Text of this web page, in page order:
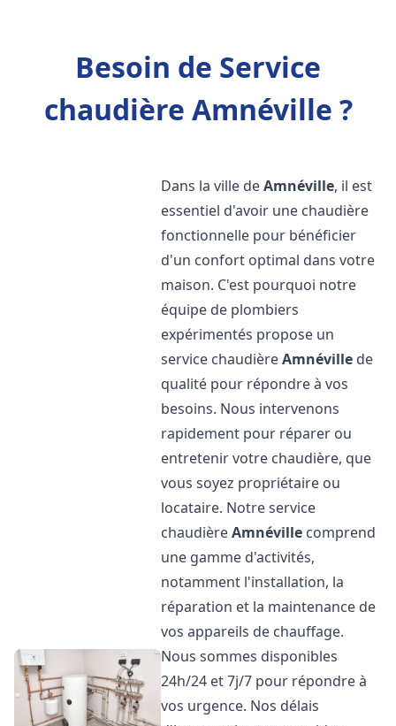
Besoin de Service
chaudière Amnéville ?
Dans la ville deAmnéville, il est
essentiel d'avoir une chaudière
fonctionnelle pour bénéficier
d'un confort optimal dans votre
maison. C'est pourquoi notre
équipe de plombiers
expérimentés propose un
service chaudièreAmnéville de
qualité pour répondre à vos
besoins. Nous intervenons
rapidement pour réparer ou
entretenir votre chaudière, que
vous soyez propriétaire ou
locataire. Notre service
chaudièreAmnéville comprend
une gamme d'activités,
notamment l'installation, la
réparation et la maintenance de
vos appareils de chauffage.
Nous sommes disponibles
24h/24 et 7j/7 pour répondre à
vos urgence. Nos délais